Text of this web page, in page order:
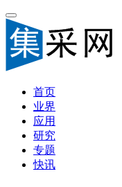
首页
业界
应用
研究
专题
快讯